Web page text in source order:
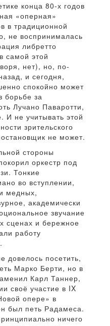
конца 80-х годов
«оперная»
в традиционной
не воспринималась
либретто
самой этой
нет), но, по-
и сегодня,
спокойно может
борьбе за
Лучано Паваротти,
И не учитывать этой
зрительского
не может.
стороны
оркестр под
Тонкие
во вступлении,
медных,
академически
звучание
сценах и бережное
работу
довелось посетить,
Марко Берти, но в
Карл Таннер,
своё участие в IX
опере» в
был петь Радамеса.
ничего